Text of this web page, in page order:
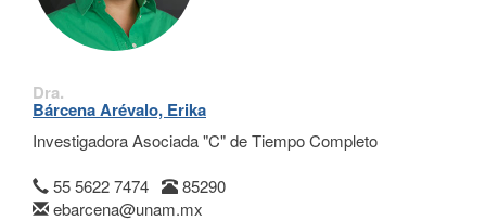
Dra.
Bárcena Arévalo, Erika
Investigadora Asociada "C" de Tiempo Completo
55 5622 7474
85290
ebarcena@unam.mx